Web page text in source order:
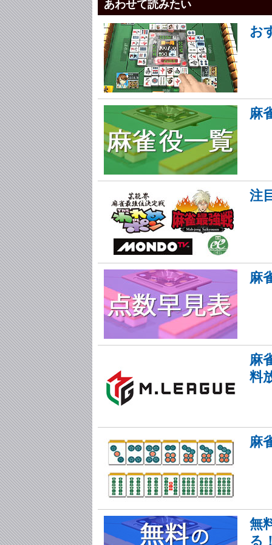
あわせて読みたい
お
麻
注
麻
麻
料
麻
無
る